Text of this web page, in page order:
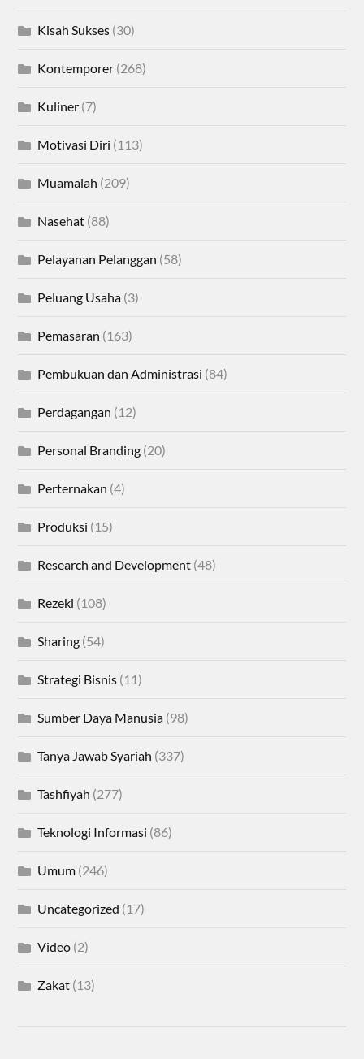
Kisah Sukses (30)
Kontemporer (268)
Kuliner (7)
Motivasi Diri (113)
Muamalah (209)
Nasehat (88)
Pelayanan Pelanggan (58)
Peluang Usaha (3)
Pemasaran (163)
Pembukuan dan Administrasi (84)
Perdagangan (12)
Personal Branding (20)
Perternakan (4)
Produksi (15)
Research and Development (48)
Rezeki (108)
Sharing (54)
Strategi Bisnis (11)
Sumber Daya Manusia (98)
Tanya Jawab Syariah (337)
Tashfiyah (277)
Teknologi Informasi (86)
Umum (246)
Uncategorized (17)
Video (2)
Zakat (13)